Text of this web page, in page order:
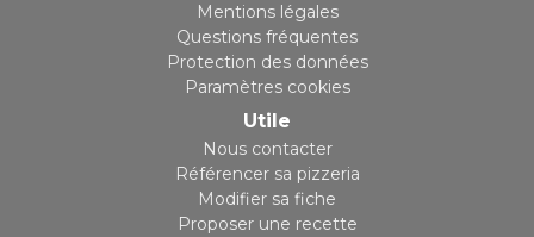
Mentions légales
Questions fréquentes
Protection des données
Paramètres cookies
Utile
Nous contacter
Référencer sa pizzeria
Modifier sa fiche
Proposer une recette